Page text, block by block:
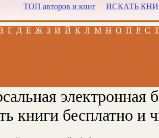
ТОП авторов и книг ИСКАТЬ
Г Д Е Ж З И Й К Л М Н О П Р С Т
электронная
книги бесплатно и